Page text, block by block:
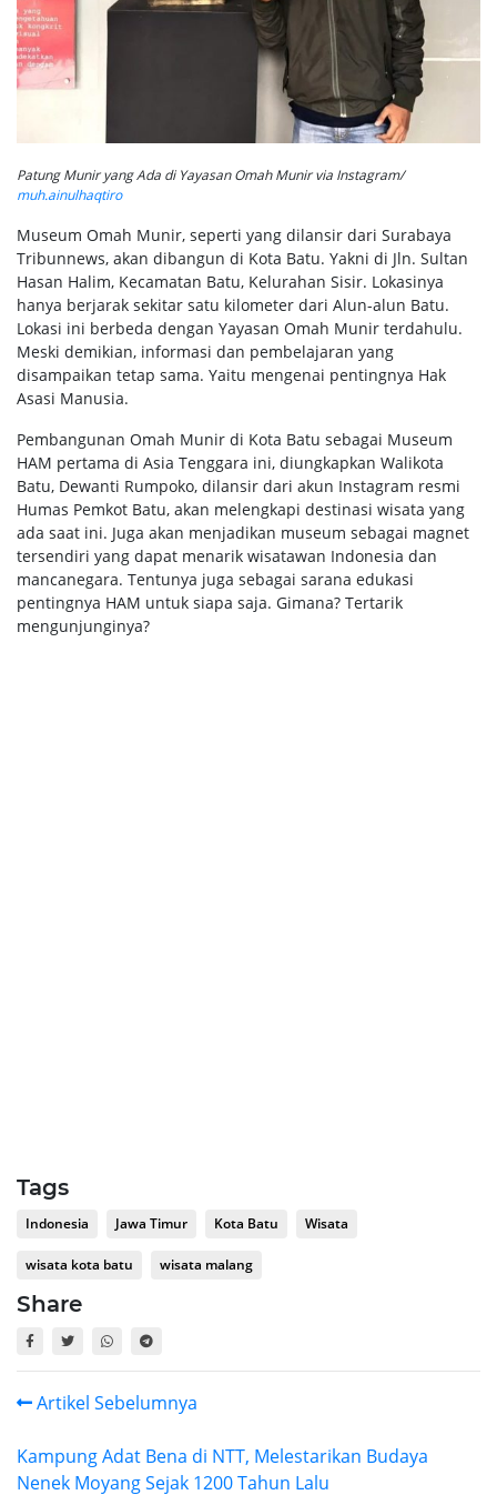
Patung Munir yang Ada di Yayasan Omah Munir via Instagram/
muh.ainulhaqtiro
Museum Omah Munir, seperti yang dilansir dari Surabaya
Tribunnews, akan dibangun di Kota Batu. Yakni di Jln. Sultan
Hasan Halim, Kecamatan Batu, Kelurahan Sisir. Lokasinya
hanya berjarak sekitar satu kilometer dari Alun-alun Batu.
Lokasi ini berbeda dengan Yayasan Omah Munir terdahulu.
Meski demikian, informasi dan pembelajaran yang
disampaikan tetap sama. Yaitu mengenai pentingnya Hak
Asasi Manusia.
Pembangunan Omah Munir di Kota Batu sebagai Museum
HAM pertama di Asia Tenggara ini, diungkapkan Walikota
Batu, Dewanti Rumpoko, dilansir dari akun Instagram resmi
Humas Pemkot Batu, akan melengkapi destinasi wisata yang
ada saat ini. Juga akan menjadikan museum sebagai magnet
tersendiri yang dapat menarik wisatawan Indonesia dan
mancanegara. Tentunya juga sebagai sarana edukasi
pentingnya HAM untuk siapa saja. Gimana? Tertarik
mengunjunginya?
Tags
Indonesia Jawa Timur Kota Batu Wisata
wisata kota batu wisata malang
Share
Artikel Sebelumnya
Kampung Adat Bena di NTT, Melestarikan Budaya
Nenek Moyang Sejak 1200 Tahun Lalu